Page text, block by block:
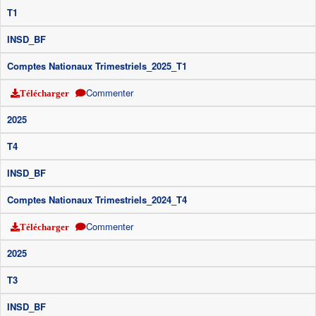
T1
INSD_BF
Comptes Nationaux Trimestriels_2025_T1
Télécharger
Commenter
2025
T4
INSD_BF
Comptes Nationaux Trimestriels_2024_T4
Télécharger
Commenter
2025
T3
INSD_BF